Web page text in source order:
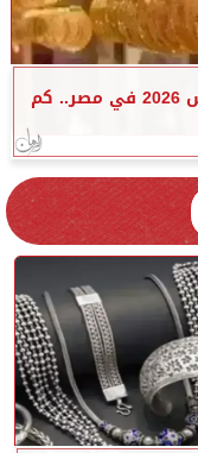
أسعار الذهب اليوم الخميس 6 أغسطس 2026 في مصر.. كم